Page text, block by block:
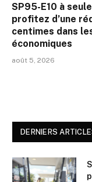
SP95-E10 à
profitez d’une
centimes dans
économiques
août 5, 2026
DERNIERS